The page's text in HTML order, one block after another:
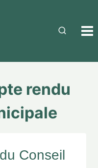
rendu
Conseil